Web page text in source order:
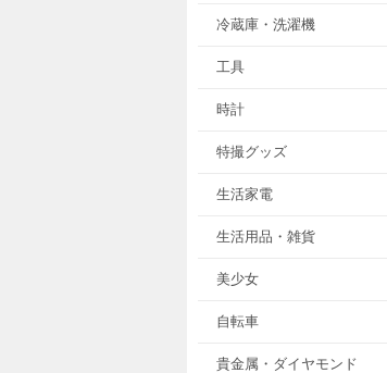
冷蔵庫・洗濯機
工具
時計
特撮グッズ
生活家電
生活用品・雑貨
美少女
自転車
貴金属・ダイヤモンド